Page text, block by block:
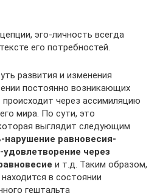
эго-личность всегда
его потребностей.
развития и изменения
постоянно возникающих
через ассимиляцию
мира. По сути, это
выглядит следующим
нарушение равновесия-
через
и т.д. Таким образом,
в состоянии
гештальта